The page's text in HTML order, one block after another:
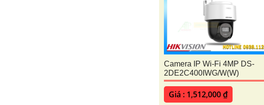
Camera IP Wi-Fi 4MP DS-
2DE2C400IWG/W(W)
Giá : 1,512,000 ₫